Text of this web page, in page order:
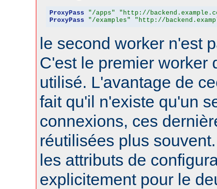
ProxyPass "/apps"
"http://
ProxyPass
"/examples" "http://
le second worker n'est
C'est le premier worker
utilisé. L'avantage de
fait qu'il n'existe qu'un
connexions, ces
réutilisées plus
les attributs de
explicitement pour le